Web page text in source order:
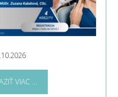
VIAC ...